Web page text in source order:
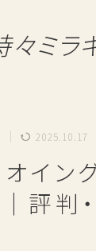
々ミラ
2025.10.17
イン
評判